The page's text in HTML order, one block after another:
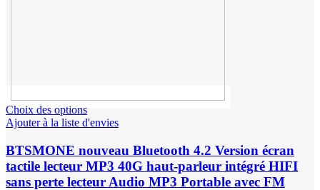
Choix des options
Ajouter à la liste d'envies
BTSMONE nouveau Bluetooth 4.2 Version écran
tactile lecteur MP3 40G haut-parleur intégré HIFI
sans perte lecteur Audio MP3 Portable avec FM